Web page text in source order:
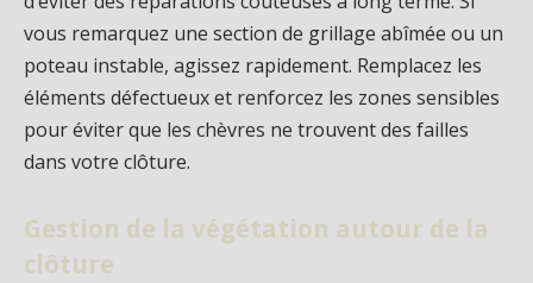
vous remarquez une section de grillage abîmée ou un
poteau instable, agissez rapidement. Remplacez les
éléments défectueux et renforcez les zones sensibles
pour éviter que les chèvres ne trouvent des failles
dans votre clôture.
Gestion de la végétation autour de la
clôture